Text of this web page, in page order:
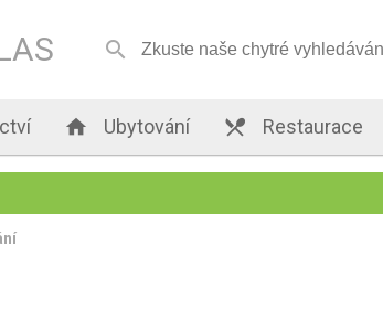

 Ubytování  Restaurace